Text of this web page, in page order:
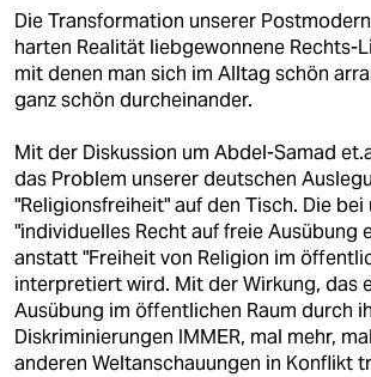
Die Transformation unserer
harten Realität liebgewonnene Rechts-
mit denen man sich im Alltag schön
ganz schön durcheinander.
Mit der Diskussion um Abdel-Samad
das Problem unserer deutschen
"Religionsfreiheit" auf den Tisch. Die bei
"individuelles Recht auf freie Ausübung
anstatt "Freiheit von Religion im
interpretiert wird. Mit der Wirkung, das
Ausübung im öffentlichen Raum durch
Diskriminierungen IMMER, mal mehr,
anderen Weltanschauungen in Konflikt